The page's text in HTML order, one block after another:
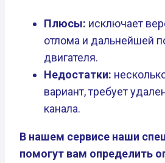
Плюсы: исключает
отлома и дальнейшей
двигателя.
Недостатки:
вариант, требует
канала.
В нашем сервисе наши
помогут вам определить